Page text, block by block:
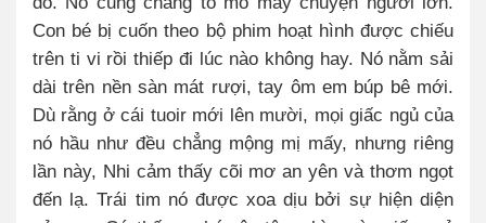
Con bé bị cuốn theo bộ phim hoạt hình được chiếu
trên ti vi rồi thiếp đi lúc nào không hay. Nó nằm sải
dài trên nền sàn mát rượi, tay ôm em búp bê mới.
Dù rằng ở cái tuoir mới lên mười, mọi giấc ngủ của
nó hầu như đều chẳng mộng mị mấy, nhưng riêng
lần này, Nhi cảm thấy cõi mơ an yên và thơm ngọt
đến lạ. Trái tim nó được xoa dịu bởi sự hiện diện